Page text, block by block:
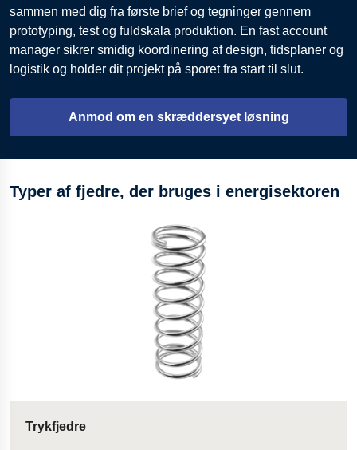
sammen med dig fra første brief og tegninger gennem
prototyping, test og fuldskala produktion. En fast account
manager sikrer smidig koordinering af design, tidsplaner og
logistik og holder dit projekt på sporet fra start til slut.
Anmod om en skræddersyet løsning
Typer af fjedre, der bruges i energisektoren
Trykfjedre